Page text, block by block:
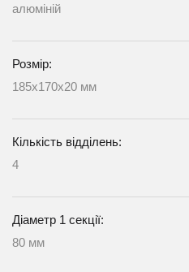
алюміній
Розмір:
185х170х20 мм
Кількість відділень:
4
Діаметр 1 секції:
80 мм